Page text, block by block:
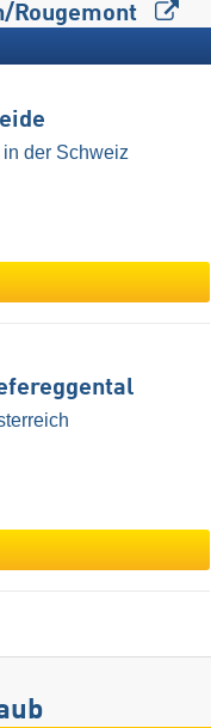
​Rougemont
in der Schweiz